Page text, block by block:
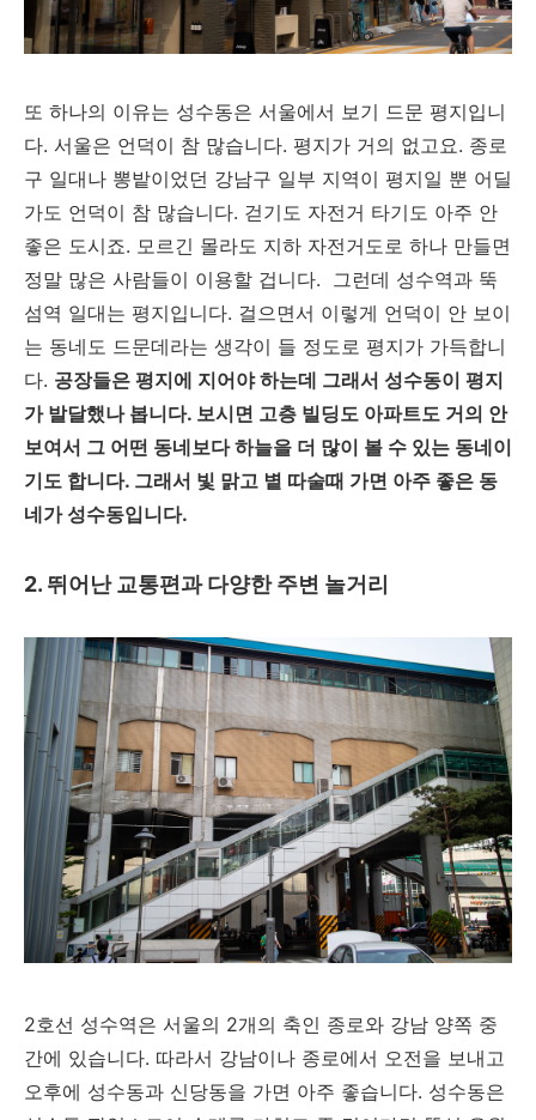
또 하나의 이유는 성수동은 서울에서 보기 드문 평지입니
다. 서울은 언덕이 참 많습니다. 평지가 거의 없고요. 종로
구 일대나 뽕밭이었던 강남구 일부 지역이 평지일 뿐 어딜
가도 언덕이 참 많습니다. 걷기도 자전거 타기도 아주 안
좋은 도시죠. 모르긴 몰라도 지하 자전거도로 하나 만들면
정말 많은 사람들이 이용할 겁니다. 그런데 성수역과 뚝
섬역 일대는 평지입니다. 걸으면서 이렇게 언덕이 안 보이
는 동네도 드문데라는 생각이 들 정도로 평지가 가득합니
다. 공장들은 평지에 지어야 하는데 그래서 성수동이 평지
가 발달했나 봅니다. 보시면 고층 빌딩도 아파트도 거의 안
보여서 그 어떤 동네보다 하늘을 더 많이 볼 수 있는 동네이
기도 합니다. 그래서 빛 맑고 볕 따술때 가면 아주 좋은 동
네가 성수동입니다.
2. 뛰어난 교통편과 다양한 주변 놀거리
2호선 성수역은 서울의 2개의 축인 종로와 강남 양쪽 중
간에 있습니다. 따라서 강남이나 종로에서 오전을 보내고
오후에 성수동과 신당동을 가면 아주 좋습니다. 성수동은